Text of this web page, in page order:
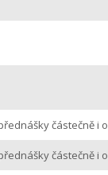
částečně i
částečně i